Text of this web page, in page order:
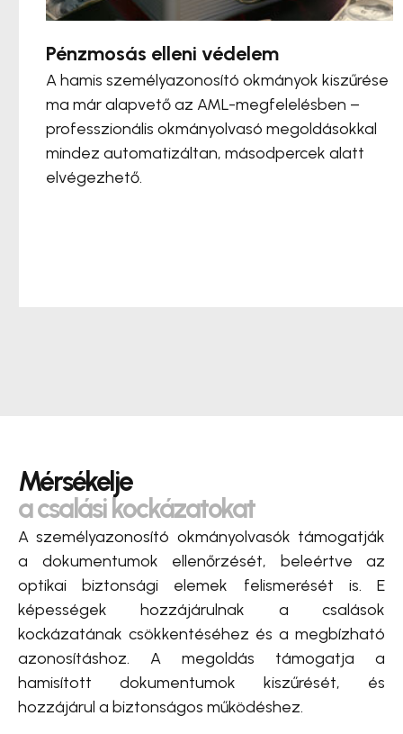
Pénzmosás elleni védelem
A hamis személyazonosító okmányok kiszűrése
ma már alapvető az AML-megfelelésben –
professzionális okmányolvasó megoldásokkal
mindez automatizáltan, másodpercek alatt
elvégezhető.
Mérsékelje
a csalási kockázatokat
A személyazonosító okmányolvasók támogatják
a dokumentumok ellenőrzését, beleértve az
optikai biztonsági elemek felismerését is. E
képességek hozzájárulnak a csalások
kockázatának csökkentéséhez és a megbízható
azonosításhoz. A megoldás támogatja a
hamisított dokumentumok kiszűrését, és
hozzájárul a biztonságos működéshez.